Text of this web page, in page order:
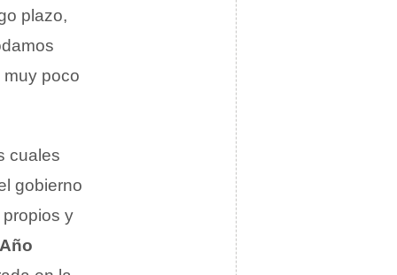
plazo,
poco
cuales
gobierno
y